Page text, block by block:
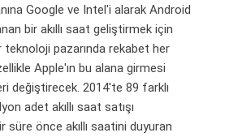
Google ve Intel'i alarak Android
bir akıllı saat geliştirmek için
teknoloji pazarında rekabet her
Apple'ın bu alana girmesi
değiştirecek. 2014'te 89 farklı
adet akıllı saat satışı
süre önce akıllı saatini duyuran